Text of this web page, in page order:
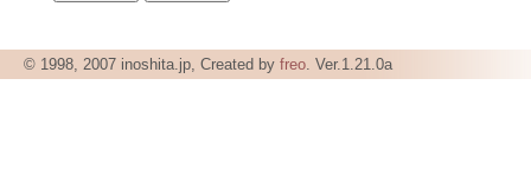
© 1998, 2007 inoshita.jp, Created by freo. Ver.1.21.0a